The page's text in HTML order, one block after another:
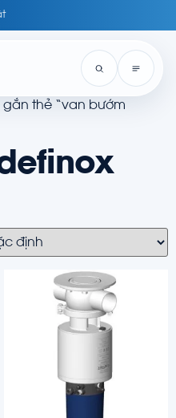
thẻ “van bướm